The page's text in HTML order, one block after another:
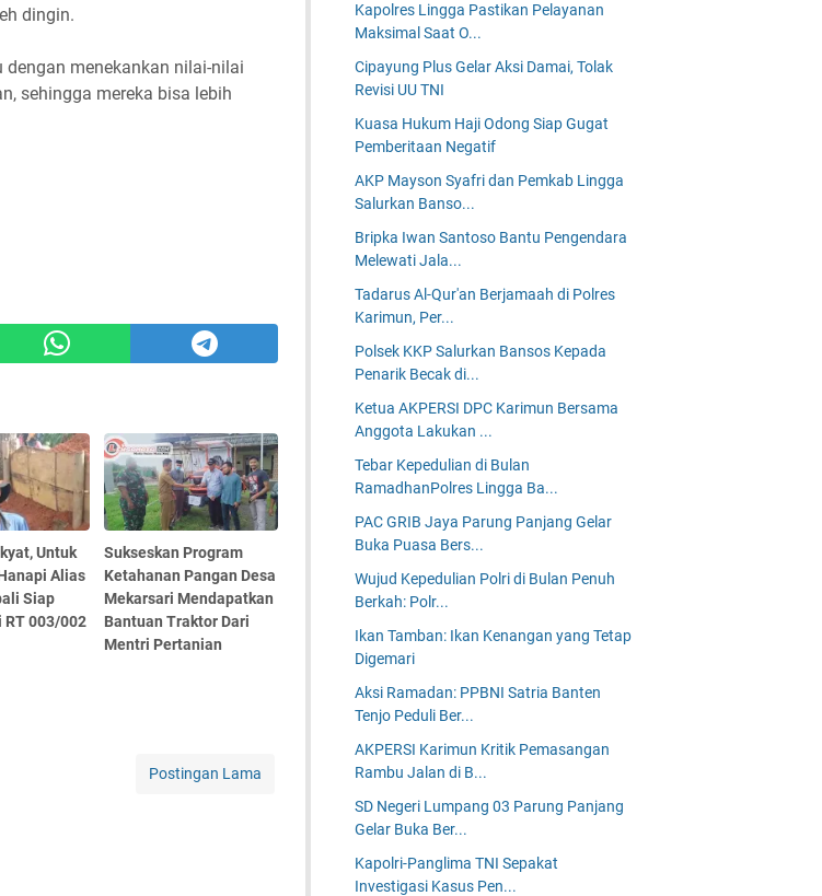
dingin.
menekankan nilai-nilai
sehingga mereka bisa lebih
Untuk
Alias
Siap
RT 003/002
Sukseskan Program
Ketahanan Pangan Desa
Mekarsari Mendapatkan
Bantuan Traktor Dari
Mentri Pertanian
Postingan Lama
Kapolres Lingga Pastikan Pelayanan
Maksimal Saat O...
Cipayung Plus Gelar Aksi Damai, Tolak
Revisi UU TNI
Kuasa Hukum Haji Odong Siap Gugat
Pemberitaan Negatif
AKP Mayson Syafri dan Pemkab Lingga
Salurkan Banso...
Bripka Iwan Santoso Bantu Pengendara
Melewati Jala...
Tadarus Al-Qur'an Berjamaah di Polres
Karimun, Per...
Polsek KKP Salurkan Bansos Kepada
Penarik Becak di...
Ketua AKPERSI DPC Karimun Bersama
Anggota Lakukan ...
Tebar Kepedulian di Bulan
RamadhanPolres Lingga Ba...
PAC GRIB Jaya Parung Panjang Gelar
Buka Puasa Bers...
Wujud Kepedulian Polri di Bulan Penuh
Berkah: Polr...
Ikan Tamban: Ikan Kenangan yang Tetap
Digemari
Aksi Ramadan: PPBNI Satria Banten
Tenjo Peduli Ber...
AKPERSI Karimun Kritik Pemasangan
Rambu Jalan di B...
SD Negeri Lumpang 03 Parung Panjang
Gelar Buka Ber...
Kapolri-Panglima TNI Sepakat
Investigasi Kasus Pen...